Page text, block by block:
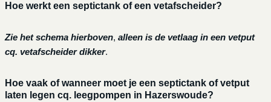
Hoe werkt een septictank of een vetafscheider?
Zie het schema hierboven, alleen is de vetlaag in een vetput
cq. vetafscheider dikker.
Hoe vaak of wanneer moet je een septictank of vetput
laten legen cq. leegpompen in Hazerswoude?